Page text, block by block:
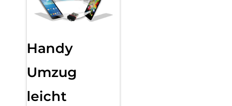
Handy
Umzug
leicht